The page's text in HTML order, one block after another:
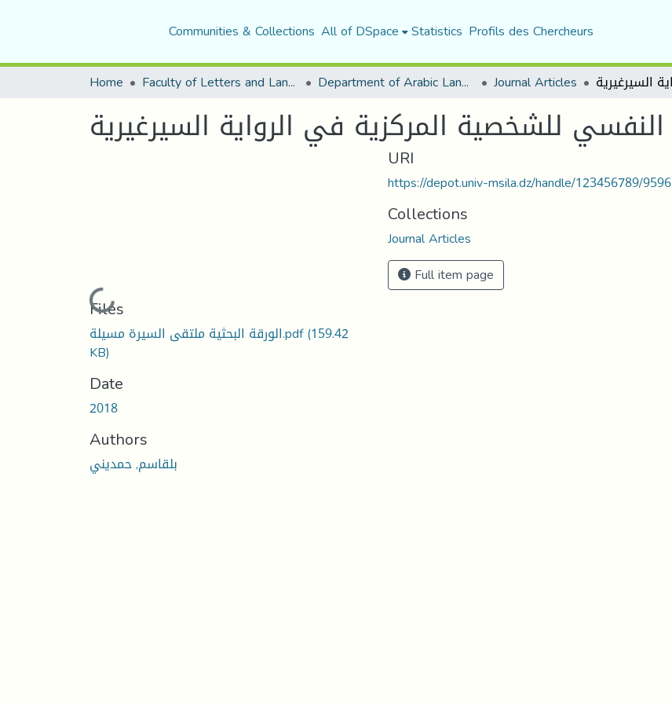
Communities & Collections All of DSpace Statistics Profils des Chercheurs
Home Faculty of Letters and Languages Department of Arabic Language and Literature Journal Articles
Loading...
Files
الورقة البحثية ملتقى السيرة مسيلة.pdf(159.42
KB)
Date
2018
Authors
بلقاسم, حمديني
URI
https://depot.univ-msila.dz/handle/123456789/9596
Collections
Journal Articles
Full item page